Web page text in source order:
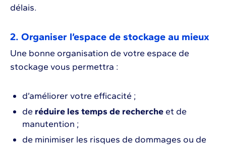
délais.
2. Organiser l’espace de stockage au mieux
Une bonne organisation de votre espace de
stockage vous permettra :
d’améliorer votre efficacité ;
de réduire les temps de recherche et de
manutention ;
de minimiser les risques de dommages ou de